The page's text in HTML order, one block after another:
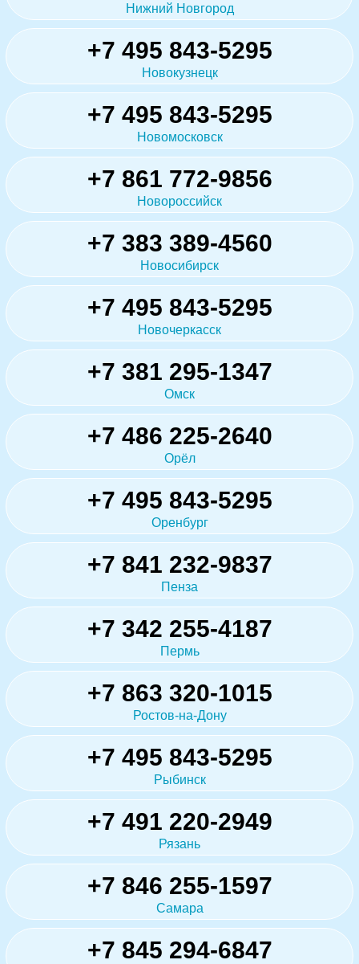
Нижний Новгород
+7 495 843-5295
Новокузнецк
+7 495 843-5295
Новомосковск
+7 861 772-9856
Новороссийск
+7 383 389-4560
Новосибирск
+7 495 843-5295
Новочеркасск
+7 381 295-1347
Омск
+7 486 225-2640
Орёл
+7 495 843-5295
Оренбург
+7 841 232-9837
Пенза
+7 342 255-4187
Пермь
+7 863 320-1015
Ростов-на-Дону
+7 495 843-5295
Рыбинск
+7 491 220-2949
Рязань
+7 846 255-1597
Самара
+7 845 294-6847